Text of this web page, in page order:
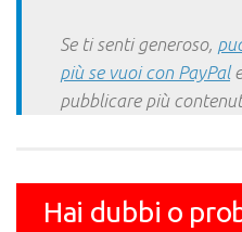
Se ti senti generoso,
più se vuoi con PayPal
pubblicare più
Hai dubbi o